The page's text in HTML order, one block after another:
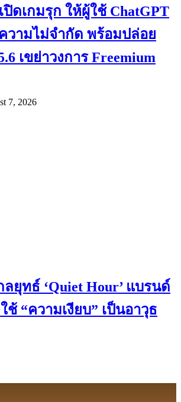
ปิดเกมรุก ให้ผู้ใช้ ChatGPT
วามไม่จำกัด พร้อมปล่อย
เขย่าวงการ Freemium
7, 2026
ยุทธ์ ‘Quiet Hour’ แบรนด์
ช้ “ความเงียบ” เป็นอาวุธ